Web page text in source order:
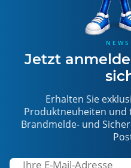
Jetzt
Erhalten Sie
Produktneuheiten und
Brandmelde- und